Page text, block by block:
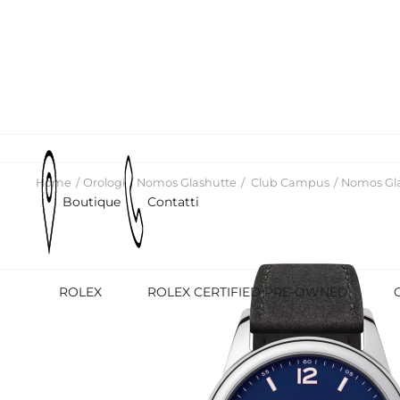
Boutique Contatti
ROLEX ROLEX CERTIFIED PRE-OWNED
Home Orologi Nomos Glashutte Club Campus Nomos